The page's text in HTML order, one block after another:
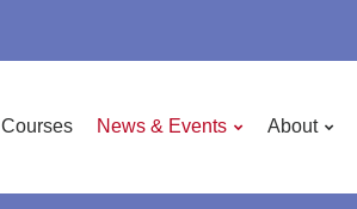
Courses News & Events About